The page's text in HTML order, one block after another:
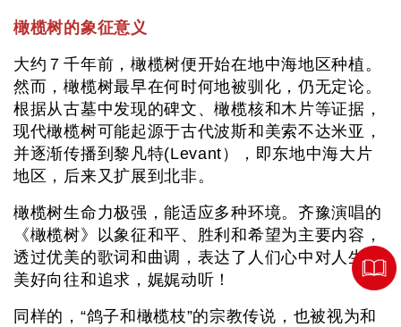
橄榄树的象征意义
大约７千年前，橄榄树便开始在地中海地区种植。
然而，橄榄树最早在何时何地被驯化，仍无定论。
根据从古墓中发现的碑文、橄榄核和木片等证据，
现代橄榄树可能起源于古代波斯和美索不达米亚，
并逐渐传播到黎凡特(Levant），即东地中海大片
地区，后来又扩展到北非。
橄榄树生命力极强，能适应多种环境。齐豫演唱的
《橄榄树》以象征和平、胜利和希望为主要内容，
透过优美的歌词和曲调，表达了人们心中对人生的
美好向往和追求，娓娓动听！
同样的，“鸽子和橄榄枝”的宗教传说，也被视为和